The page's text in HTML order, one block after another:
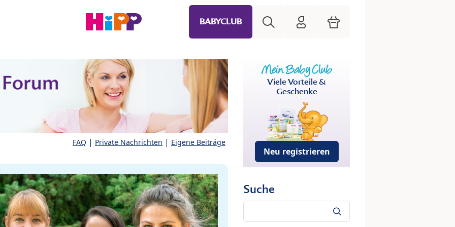
BABYCLUB HiPP Mein Babyclub
Warenkorb
FAQ | Private Nachrichten | Eigene Beiträge
Viele Vorteile &
Geschenke
Neu registrieren
Suche